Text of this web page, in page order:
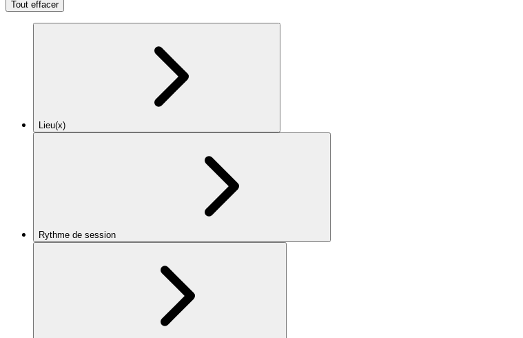
Tout effacer
Lieu(x)
Rythme de session